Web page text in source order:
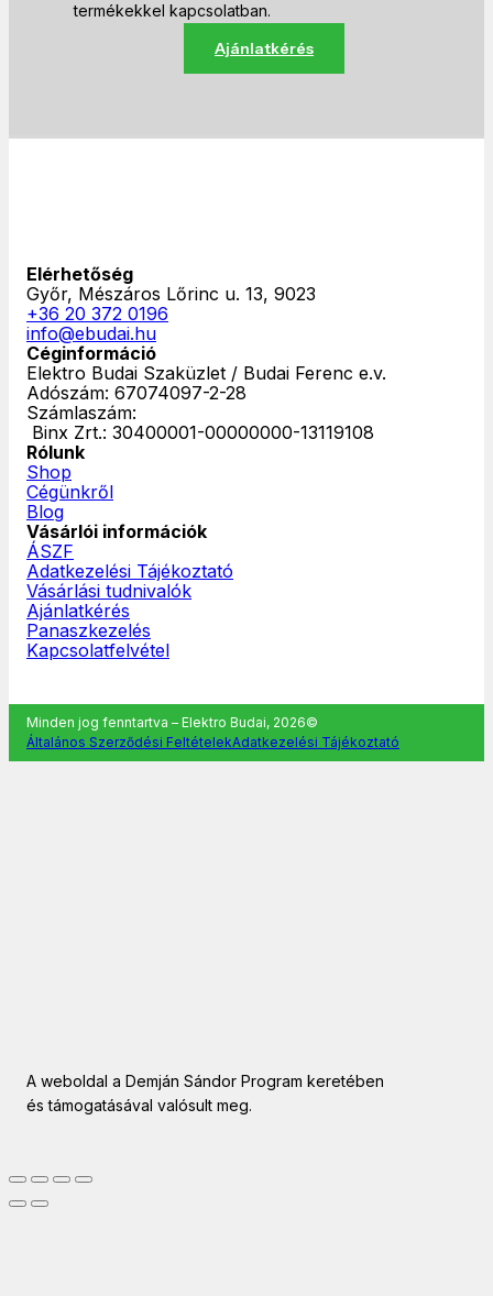
termékekkel kapcsolatban.
Ajánlatkérés
Elérhetőség
Győr, Mészáros Lőrinc u. 13, 9023
+36 20 372 0196
info@ebudai.hu
Céginformáció
Elektro Budai Szaküzlet / Budai Ferenc e.v.
Adószám: 67074097-2-28
Számlaszám:
‎ Binx Zrt.: 30400001-00000000-13119108
Rólunk
Shop
Cégünkről
Blog
Vásárlói információk
ÁSZF
Adatkezelési Tájékoztató
Vásárlási tudnivalók
Ajánlatkérés
Panaszkezelés
Kapcsolatfelvétel
Minden jog fenntartva – Elektro Budai, 2026©
Általános Szerződési FeltételekAdatkezelési Tájékoztató
A weboldal a Demján Sándor Program keretében
és támogatásával valósult meg.